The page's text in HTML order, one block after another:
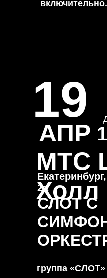
включительно.
19
АПР
МТС
Холл
СЛОТ С
2а
группа «СЛОТ»